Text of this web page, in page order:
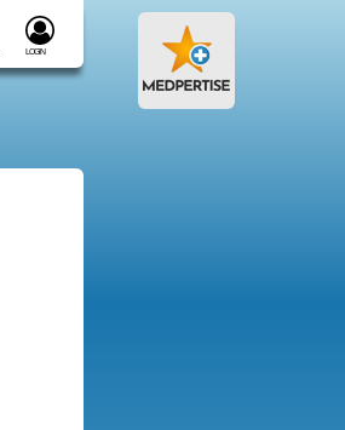
Login